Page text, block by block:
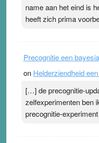
name aan het eind is
heeft zich prima
Precognitie een
on Helderziendheid
[…] de precognitie-
zelfexperimenten ben
precognitie-